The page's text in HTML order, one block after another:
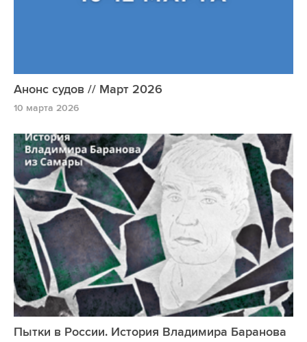
Анонс судов // Март 2026
10 марта 2026
Пытки в России. История Владимира Баранова